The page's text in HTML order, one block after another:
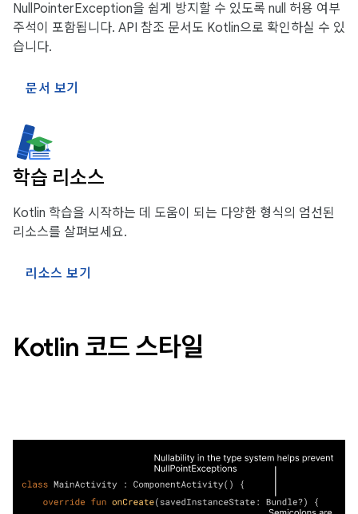
NullPointerException을 쉽게 방지할 수 있도록 null 허용 여부
주석이 포함됩니다. API 참조 문서도 Kotlin으로 확인하실 수 있
습니다.
문서 보기
학습 리소스
Kotlin 학습을 시작하는 데 도움이 되는 다양한 형식의 엄선된
리소스를 살펴보세요.
리소스 보기
Kotlin 코드 스타일